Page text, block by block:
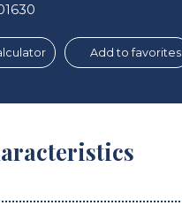
Add to favorites